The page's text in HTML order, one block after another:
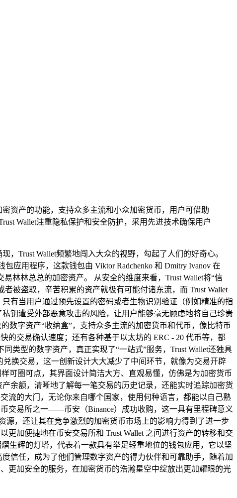
资产的功能，支持众多主流和小众加密货币，用户可借助
Wallet注重隐私保护和安全防护，采用先进技术确保用户
Trust Wallet频繁地闯入大众的视野，勾起了人们的好奇心。
应用程序，这款钱包由 Viktor Radchenko 和 Dmitry Ivanov 在
林林总总的加密资产。 从安全的维度来看，Trust Wallet将“信
被盗取，辛苦积累的资产就极有可能付诸东流，而 Trust Wallet
有当用户通过预先设置的密码或者生物识别验证（例如精准的指
钥遭受外部恶意攻击的风险，让用户能够毫无顾虑地将自己珍贵
数字资产“收纳盒”，支持众多主流的加密货币和代币，像比特币
的交易确认速度；还有各种基于以太坊的 ERC - 20 代币等，都
类型的数字资产，真正实现了“一站式”服务，Trust Wallet还独具
换交易，这一创新设计大大减少了中间环节，就像为交易开辟
可圈可点，其界面设计简洁大方、直观易懂，仿佛是为加密货币
余额，清晰地了解每一笔交易的历史记录，还能实时追踪加密货
流的大门，无论你来自哪个国家，使用何种语言，都能以自己熟
交易所之一——币安（Binance）成功收购，这一具有里程碑意义
源，还让其在竞争激烈的加密货币市场上的影响力得到了进一步
加便捷地在币安交易所和 Trust Wallet 之间进行资产的转移和交
生辉的灯塔，代表着一款具有举足轻重地位的钱包应用，它以坚
信任，成为了他们管理数字资产的得力伙伴和可靠助手，随着加
更加安全的服务，在加密货币的浩瀚星空中绽放出更加耀眼的光